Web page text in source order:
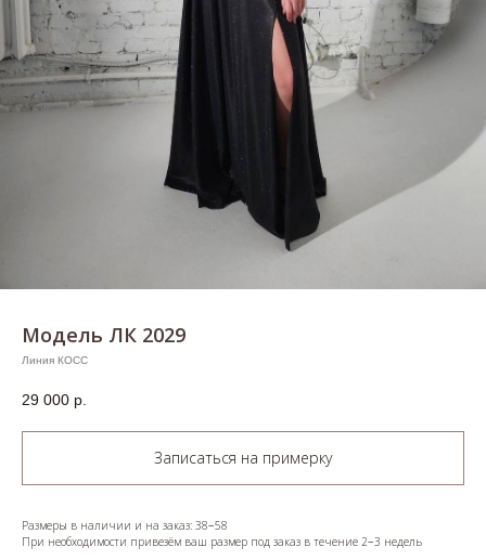
Модель ЛК 2029
Линия КОСС
29 000 р.
Записаться на примерку
Размеры в наличии и на заказ: 38−58
При необходимости привезём ваш размер под заказ в течение 2−3 недель